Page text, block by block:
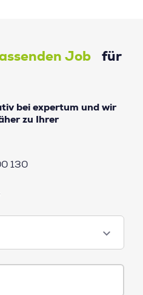
Job für
bei expertum und wir
zu Ihrer
130